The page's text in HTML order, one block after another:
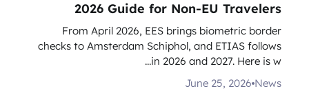
2026 Guide for Non-EU Travelers
From April 2026, EES brings biometric border
checks to Amsterdam Schiphol, and ETIAS follows
in 2026 and 2027. Here is w...
News
June 25, 2026